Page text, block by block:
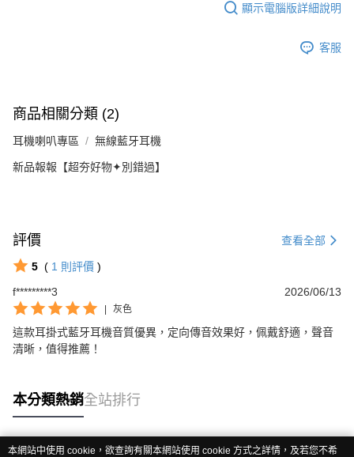
顯示電腦版詳細說明
客服
商品相關分類 (2)
耳機喇叭專區 無線藍牙耳機
新品報報【超夯好物✦別錯過】
評價 查看全部
5 ( 1 則評價 )
f*********3
2026/06/13
灰色
這款耳掛式藍牙耳機音質優異，定向傳音效果好，佩戴舒適，聲音
清晰，值得推薦！
本分類熱銷全站排行
本網站中使用 cookie，欲查詢有關本網站使用 cookie 方式之詳情，及若您不希